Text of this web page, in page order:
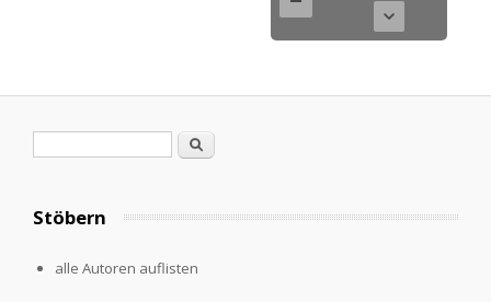
Suche
Stöbern
alle Autoren auflisten